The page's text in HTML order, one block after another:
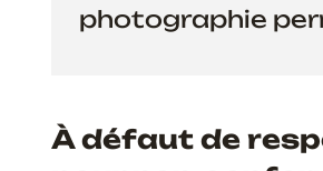
photographie
À défaut de